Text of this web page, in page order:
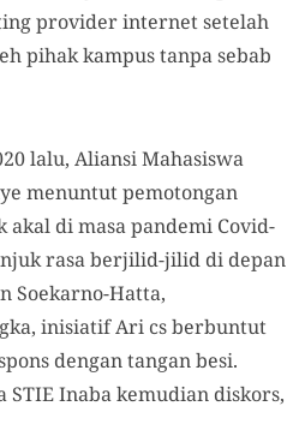
provider internet setelah
pihak kampus tanpa sebab
lalu, Aliansi Mahasiswa
menuntut pemotongan
akal di masa pandemi Covid-
rasa berjilid-jilid di depan
Soekarno-Hatta,
inisiatif Ari cs berbuntut
dengan tangan besi.
STIE Inaba kemudian diskors,